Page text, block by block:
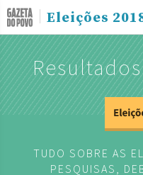
Eleições
TUDO SOBRE AS
PESQUISAS,